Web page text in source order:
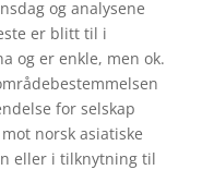
og analysene
er blitt til i
og er enkle, men ok.
for selskap
norsk asiatiske
eller i tilknytning til